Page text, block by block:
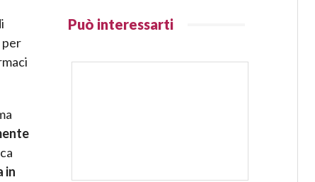
per
in
Può interessarti